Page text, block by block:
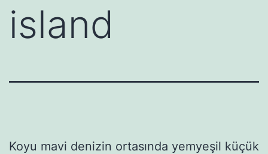
island
Koyu mavi denizin ortasında yemyeşil küçük